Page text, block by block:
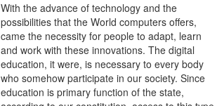
With the advance of technology and the
possibilities that the World computers offers,
came the necessity for people to adapt, learn
and work with these innovations. The digital
education, it were, is necessary to every body
who somehow participate in our society. Since
education is primary function of the state,